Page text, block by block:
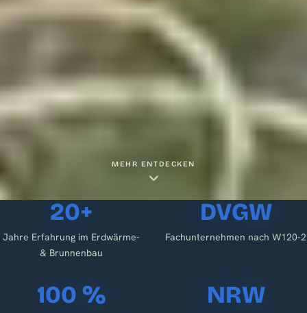
MEHR ENTDECKEN
20+
Jahre Erfahrung im Erdwärme-
& Brunnenbau
DVGW
Fachunternehmen nach W120-2
100 % NRW